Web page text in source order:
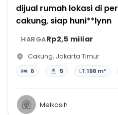
dijual rumah lokasi di
cakung, siap huni**lynn
HARGARp2,5 miliar
Cakung, Jakarta Timur
6 5 LT:198 m²
Melkasih